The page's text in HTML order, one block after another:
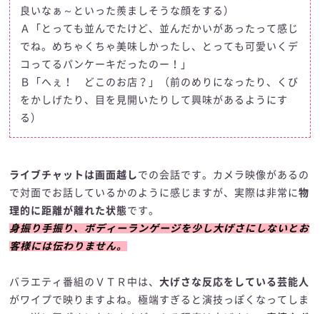
良いなぁ～といった羨ましそうな顔をする）
Ａ「とっても並んでたけど、並んだかいがあったって感じ
でね。めちゃくちゃ美味しかったし、とっても可愛いくデ
コってるパンケーキだったのー！」
Ｂ「へぇ！ どこのお店？」（前のめりになったり、くび
をかしげたり、目を見開いたりして興味があるようにす
る）
ライブチャットは画面越し での会話です。カメラ映像があるの
で対面でお話しているかのように感じますが、実際は非常に物
理的に距離が離れた状態です。
身振り手振り、ボディーランゲージを少し大げさにしないとお
客様には伝わりません。
バラエティ番組のＶＴＲ中は、大げさな反応をしている芸能人
がワイプで映りますよね。極端すぎると演技っぽくなってしま